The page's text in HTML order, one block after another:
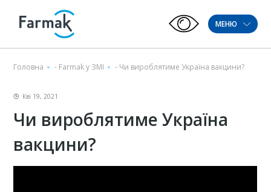
МЕНЮ
Головна - Farmak у ЗМІ - Чи вироблятиме Україна вакцини?
Кві 19, 2021
Чи вироблятиме Україна
вакцини?